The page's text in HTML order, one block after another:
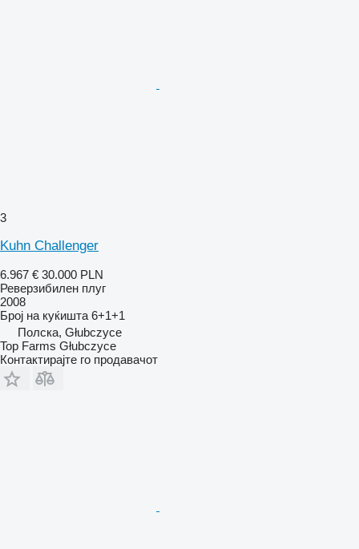
3
Kuhn Challenger
6.967 € 30.000 PLN
Реверзибилен плуг
2008
Број на куќишта 6+1+1
Полска, Głubczyce
Top Farms Głubczyce
Контактирајте го продавачот